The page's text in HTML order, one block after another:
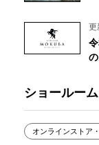
更
ショールーム
オンラインストア